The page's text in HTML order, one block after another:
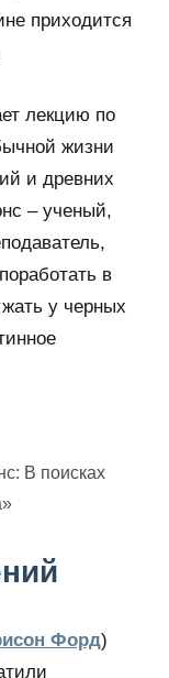
приходится
лекцию по
жизни
и древних
– ученый,
в
у черных
В поисках
Форд)